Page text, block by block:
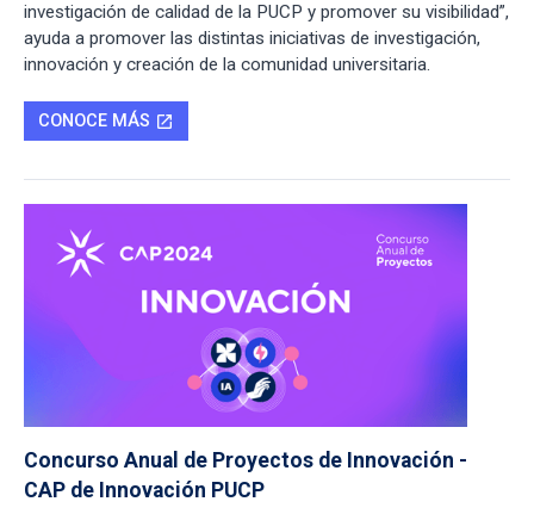
investigación de calidad de la PUCP y promover su visibilidad”,
ayuda a promover las distintas iniciativas de investigación,
innovación y creación de la comunidad universitaria.
CONOCE MÁS open_in_new
Concurso Anual de Proyectos de Innovación -
CAP de Innovación PUCP